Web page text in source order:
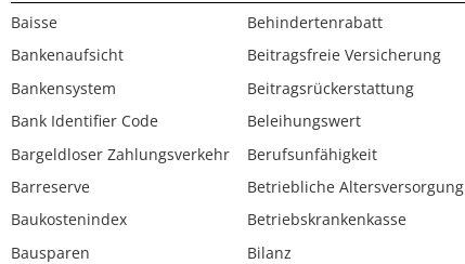
Baisse
Bankenaufsicht
Bankensystem
Bank Identifier Code
Bargeldloser Zahlungsverkehr
Barreserve
Baukostenindex
Bausparen
Behindertenrabatt
Beitragsfreie Versicherung
Beitragsrückerstattung
Beleihungswert
Berufsunfähigkeit
Betriebliche Altersversorgung
Betriebskrankenkasse
Bilanz